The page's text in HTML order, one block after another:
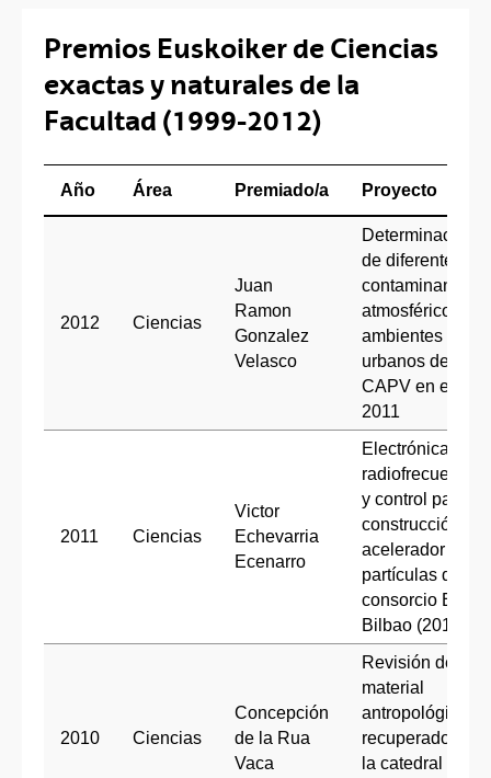
Premios Euskoiker de Ciencias
exactas y naturales de la
Facultad (1999-2012)
Año Área Premiado/a Proyecto
2012 Ciencias
Juan
Ramon
Gonzalez
Velasco
Determinación
de diferentes
contaminantes
atmosféricos en
ambientes
urbanos de la
CAPV en el año
2011
2011 Ciencias
Victor
Echevarria
Ecenarro
Electrónica,
radiofrecuencia
y control para
construcción del
acelerador de
partículas del
consorcio ESS -
Bilbao (2011)
2010 Ciencias
Concepción
de la Rua
Vaca
Revisión de
material
antropológico
recuperado en
la catedral de